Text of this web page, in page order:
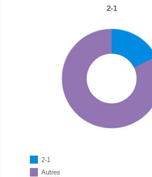
2-1
2-1
Autres